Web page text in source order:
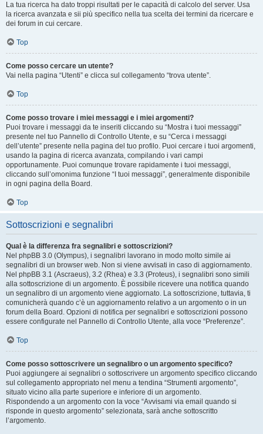
La tua ricerca ha dato troppi risultati per le capacità di calcolo del server. Usa
la ricerca avanzata e sii più specifico nella tua scelta dei termini da ricercare e
dei forum in cui cercare.
Top
Come posso cercare un utente?
Vai nella pagina “Utenti” e clicca sul collegamento “trova utente”.
Top
Come posso trovare i miei messaggi e i miei argomenti?
Puoi trovare i messaggi da te inseriti cliccando su “Mostra i tuoi messaggi”
presente nel tuo Pannello di Controllo Utente, e su “Cerca i messaggi
dell’utente” presente nella pagina del tuo profilo. Puoi cercare i tuoi argomenti,
usando la pagina di ricerca avanzata, compilando i vari campi
opportunamente. Puoi comunque trovare rapidamente i tuoi messaggi,
cliccando sull’omonima funzione “I tuoi messaggi”, generalmente disponibile
in ogni pagina della Board.
Top
Sottoscrizioni e segnalibri
Qual è la differenza fra segnalibri e sottoscrizioni?
Nel phpBB 3.0 (Olympus), i segnalibri lavorano in modo molto simile ai
segnalibri di un browser web. Non si viene avvisati in caso di aggiornamento.
Nel phpBB 3.1 (Ascraeus), 3.2 (Rhea) e 3.3 (Proteus), i segnalibri sono simili
alla sottoscrizione di un argomento. È possibile ricevere una notifica quando
un segnalibro di un argomento viene aggiornato. La sottoscrizione, tuttavia, ti
comunicherà quando c’è un aggiornamento relativo a un argomento o in un
forum della Board. Opzioni di notifica per segnalibri e sottoscrizioni possono
essere configurate nel Pannello di Controllo Utente, alla voce “Preferenze”.
Top
Come posso sottoscrivere un segnalibro o un argomento specifico?
Puoi aggiungere ai segnalibri o sottoscrivere un argomento specifico cliccando
sul collegamento appropriato nel menu a tendina “Strumenti argomento”,
situato vicino alla parte superiore e inferiore di un argomento.
Rispondendo a un argomento con la voce “Avvisami via email quando si
risponde in questo argomento” selezionata, sarà anche sottoscritto
l’argomento.